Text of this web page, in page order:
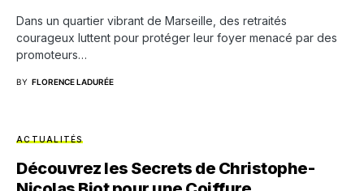
Dans un quartier vibrant de Marseille, des retraités
courageux luttent pour protéger leur foyer menacé par des
promoteurs…
BY FLORENCE LADURÉE
ACTUALITÉS
Découvrez les Secrets de Christophe-